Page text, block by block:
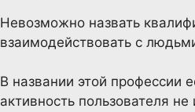
Невозможно назвать
взаимодействовать с
В названии этой профессии
активность пользователя